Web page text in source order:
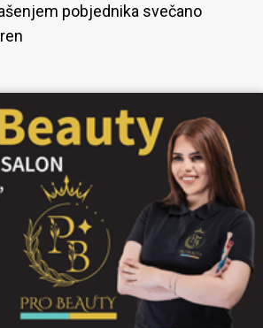
pobjednika svečano